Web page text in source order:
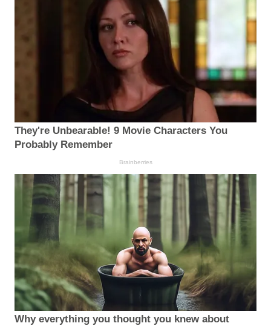
They're Unbearable! 9 Movie Characters You
Probably Remember
Brainberries
Why everything you thought you knew about